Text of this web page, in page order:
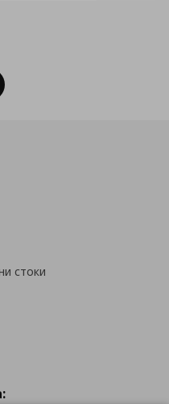
Нагоре
стоки